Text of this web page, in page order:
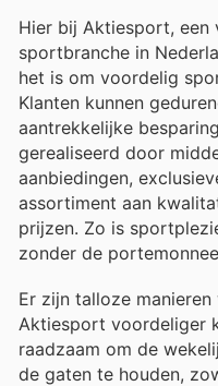
Hier bij Aktiesport, een
sportbranche in
het is om voordelig
Klanten kunnen
aantrekkelijke
gerealiseerd door
aanbiedingen,
assortiment aan
prijzen. Zo is
zonder de
Er zijn talloze
Aktiesport voordeliger
raadzaam om de
de gaten te houden,